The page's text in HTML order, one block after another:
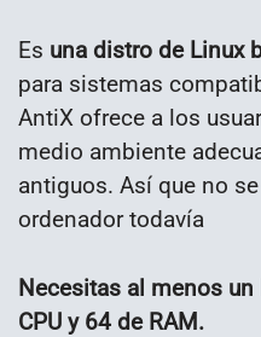
Es una distro de Linux
para sistemas
AntiX ofrece a los
medio ambiente
antiguos. Así que no
ordenador todavía
Necesitas al menos
CPU y 64 de RAM.